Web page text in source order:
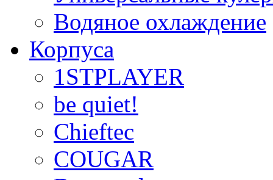
Водяное охлаждение
Корпуса
1STPLAYER
be quiet!
Chieftec
COUGAR